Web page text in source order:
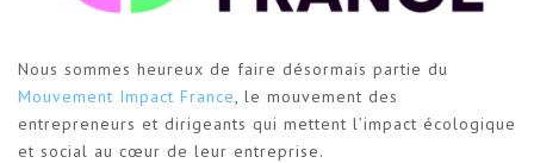
Nous sommes heureux de faire désormais partie du
Mouvement Impact France, le mouvement des
entrepreneurs et dirigeants qui mettent l’impact écologique
et social au cœur de leur entreprise.